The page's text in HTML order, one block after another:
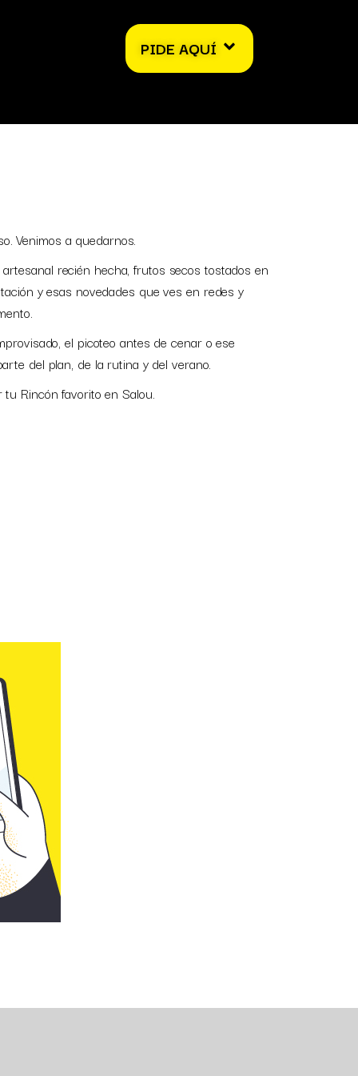
PIDE AQUÍ
Venimos a quedarnos.
recién hecha, frutos secos tostados en
y esas novedades que ves en redes y
el picoteo antes de cenar o ese
del plan, de la rutina y del verano.
Rincón favorito en Salou.